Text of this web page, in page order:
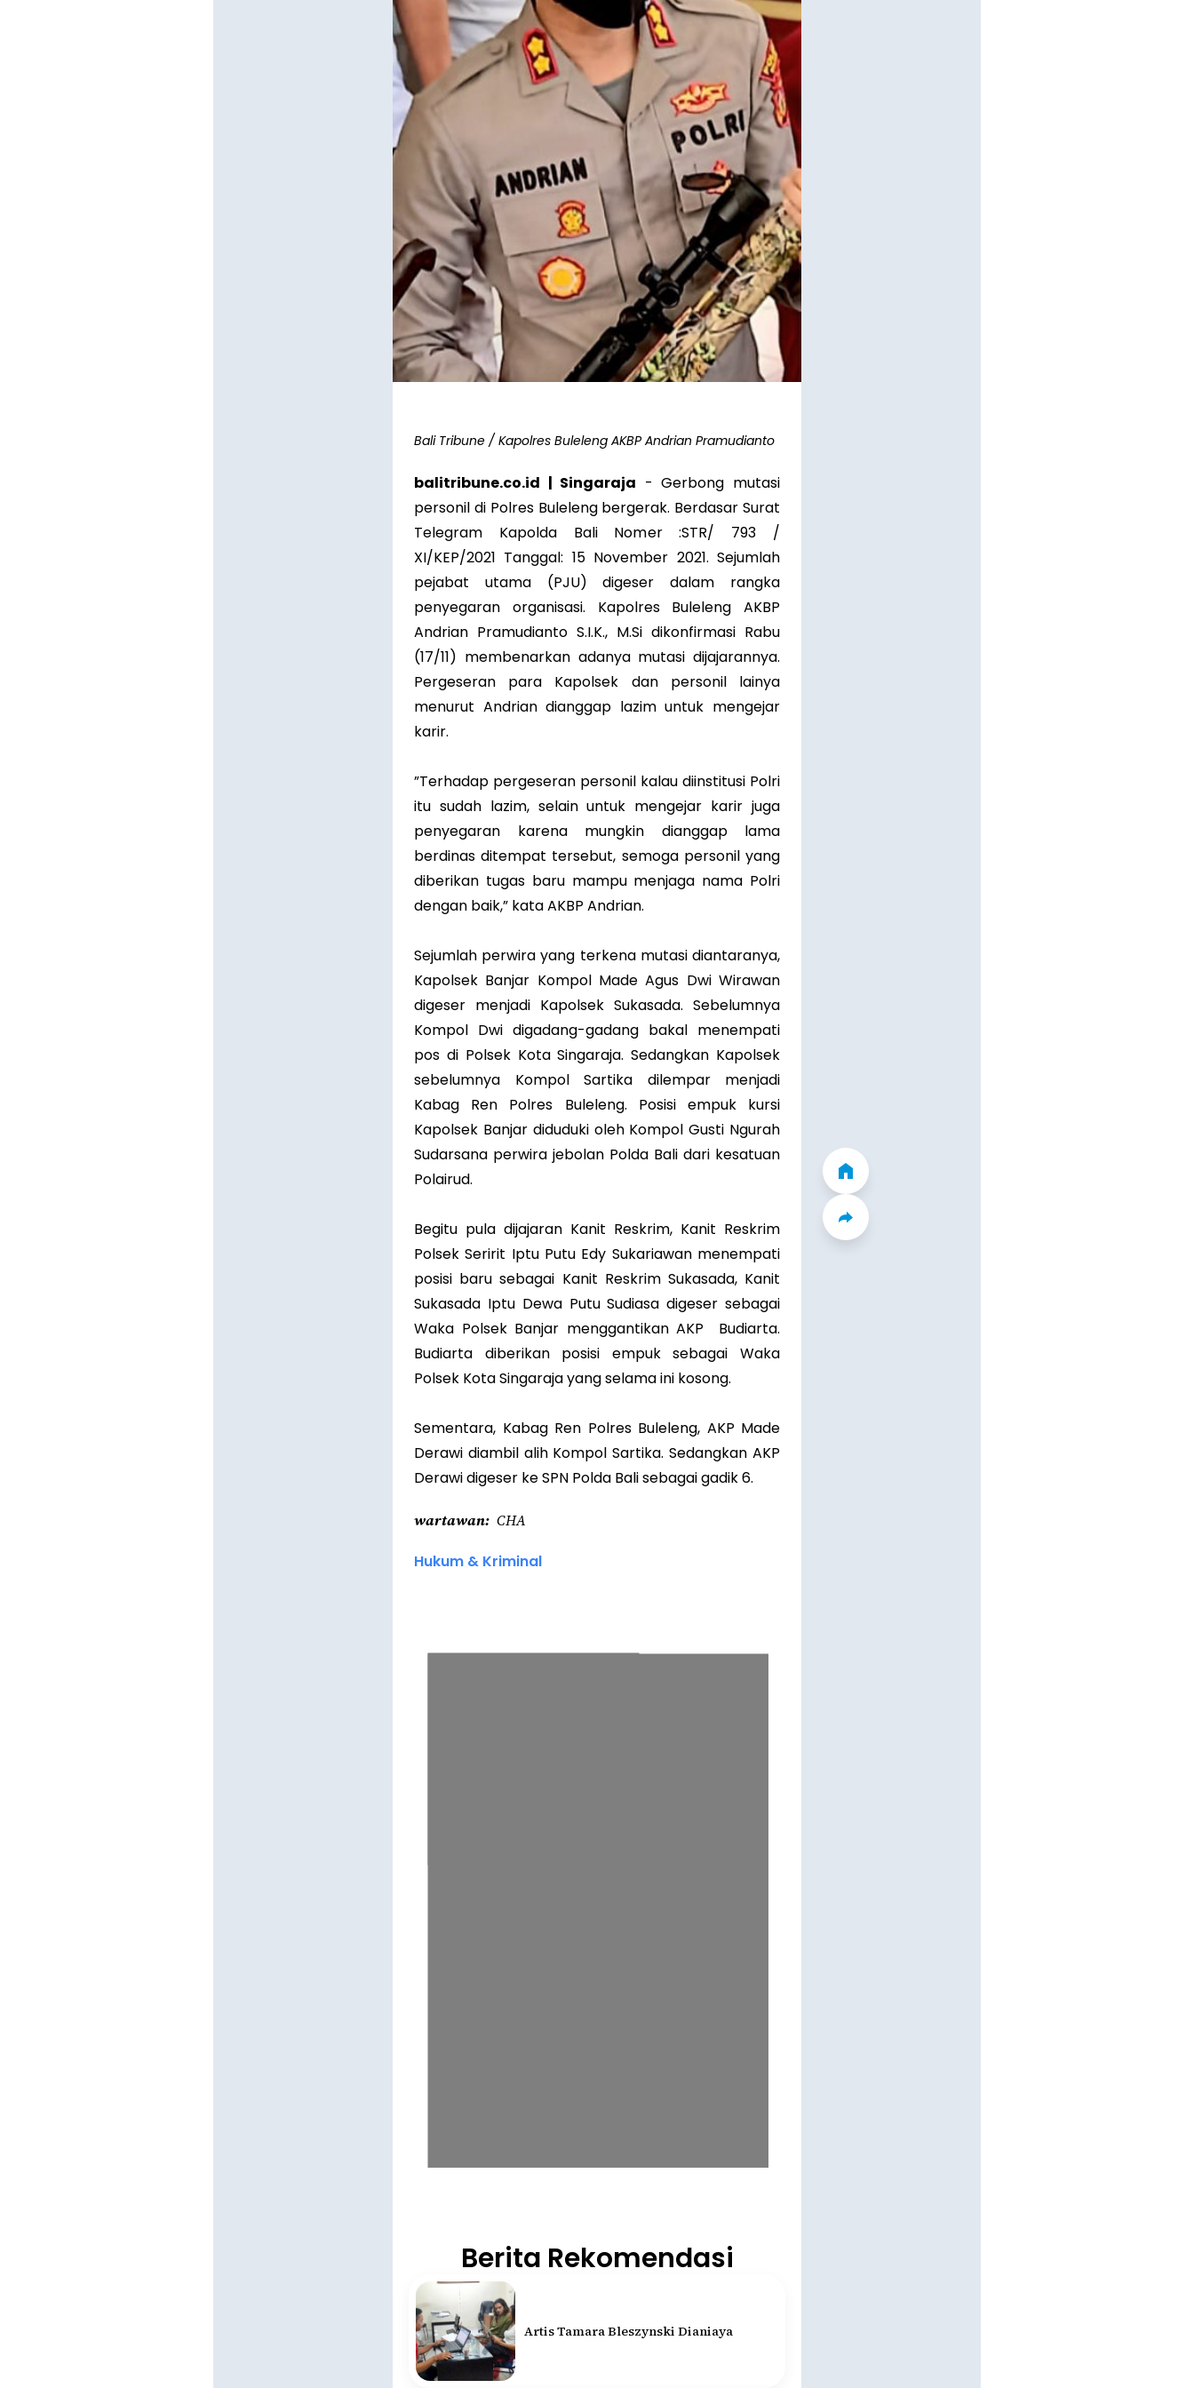
Bali Tribune / Kapolres Buleleng AKBP Andrian Pramudianto
balitribune.co.id | Singaraja -Gerbong mutasi
personil di Polres Buleleng bergerak. Berdasar Surat
Telegram Kapolda Bali Nomer :STR/ 793 /
XI/KEP/2021 Tanggal: 15 November 2021. Sejumlah
pejabat utama (PJU) digeser dalam rangka
penyegaran organisasi. Kapolres Buleleng AKBP
Andrian Pramudianto S.I.K., M.Si dikonfirmasi Rabu
(17/11) membenarkan adanya mutasi dijajarannya.
Pergeseran para Kapolsek dan personil lainya
menurut Andrian dianggap lazim untuk mengejar
karir.
”Terhadap pergeseran personil kalau diinstitusi Polri
itu sudah lazim, selain untuk mengejar karir juga
penyegaran karena mungkin dianggap lama
berdinas ditempat tersebut, semoga personil yang
diberikan tugas baru mampu menjaga nama Polri
dengan baik,” kata AKBP Andrian.
Sejumlah perwira yang terkena mutasi diantaranya,
Kapolsek Banjar Kompol Made Agus Dwi Wirawan
digeser menjadi Kapolsek Sukasada. Sebelumnya
Kompol Dwi digadang-gadang bakal menempati
pos di Polsek Kota Singaraja. Sedangkan Kapolsek
sebelumnya Kompol Sartika dilempar menjadi
Kabag Ren Polres Buleleng. Posisi empuk kursi
Kapolsek Banjar diduduki oleh Kompol Gusti Ngurah
Sudarsana perwira jebolan Polda Bali dari kesatuan
Polairud.
Begitu pula dijajaran Kanit Reskrim, Kanit Reskrim
Polsek Seririt Iptu Putu Edy Sukariawan menempati
posisi baru sebagai Kanit Reskrim Sukasada, Kanit
Sukasada Iptu Dewa Putu Sudiasa digeser sebagai
Waka Polsek Banjar menggantikan AKP Budiarta.
Budiarta diberikan posisi empuk sebagai Waka
Polsek Kota Singaraja yang selama ini kosong.
Sementara, Kabag Ren Polres Buleleng, AKP Made
Derawi diambil alih Kompol Sartika. Sedangkan AKP
Derawi digeser ke SPN Polda Bali sebagai gadik 6.
wartawan CHA
Hukum & Kriminal
Berita Rekomendasi
Artis Tamara Bleszynski Dianiaya